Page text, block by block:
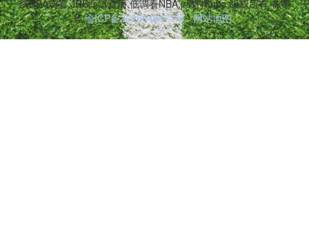
线NBA观看,JRS高清直播,低调看NBA,jrs直播nba 版权所有 备案
号:渝ICP备2025049671号 网站地图